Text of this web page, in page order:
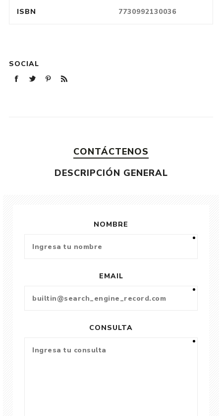
ISBN 7730992130036
SOCIAL
CONTÁCTENOS
DESCRIPCIÓN GENERAL
NOMBRE
EMAIL
CONSULTA